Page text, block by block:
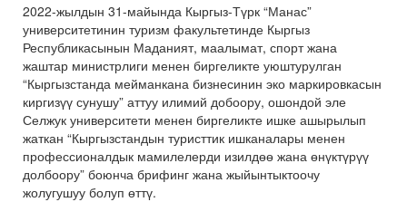
2022-жылдын 31-майында Кыргыз-Түрк “Манас”
университетинин туризм факультетинде Кыргыз
Республикасынын Маданият, маалымат, спорт жана
жаштар министрлиги менен биргеликте уюштурулган
“Кыргызстанда мейманкана бизнесинин эко маркировкасын
киргизүү сунушу” аттуу илимий добоору, ошондой эле
Селжук университети менен биргеликте ишке ашырылып
жаткан “Кыргызстандын туристтик ишканалары менен
профессионалдык мамилелерди изилдөө жана өнүктүрүү
долбоору” боюнча брифинг жана жыйынтыктоочу
жолугушуу болуп өттү.